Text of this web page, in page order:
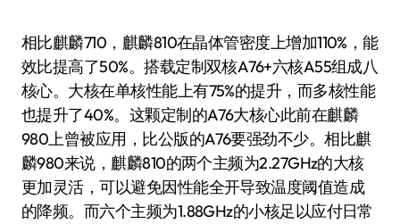
相比麒麟710，麒麟810在晶体管密度上增加110%，能
效比提高了50%。搭载定制双核A76+六核A55组成八
核心。大核在单核性能上有75%的提升，而多核性能
也提升了40%。这颗定制的A76大核心此前在麒麟
980上曾被应用，比公版的A76要强劲不少。相比麒
麟980来说，麒麟810的两个主频为2.27GHz的大核
更加灵活，可以避免因性能全开导致温度阈值造成
的降频。而六个主频为1.88GHz的小核足以应付日常